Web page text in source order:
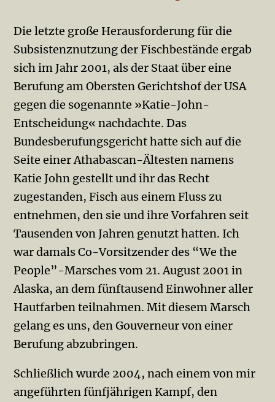
Die letzte große Herausforderung für die
Subsistenznutzung der Fischbestände ergab
sich im Jahr 2001, als der Staat über eine
Berufung am Obersten Gerichtshof der USA
gegen die sogenannte »Katie-John-
Entscheidung« nachdachte. Das
Bundesberufungsgericht hatte sich auf die
Seite einer Athabascan-Ältesten namens
Katie John gestellt und ihr das Recht
zugestanden, Fisch aus einem Fluss zu
entnehmen, den sie und ihre Vorfahren seit
Tausenden von Jahren genutzt hatten. Ich
war damals Co-Vorsitzender des “We the
People”-Marsches vom 21. August 2001 in
Alaska, an dem fünftausend Einwohner aller
Hautfarben teilnahmen. Mit diesem Marsch
gelang es uns, den Gouverneur von einer
Berufung abzubringen.
Schließlich wurde 2004, nach einem von mir
angeführten fünfjährigen Kampf, den